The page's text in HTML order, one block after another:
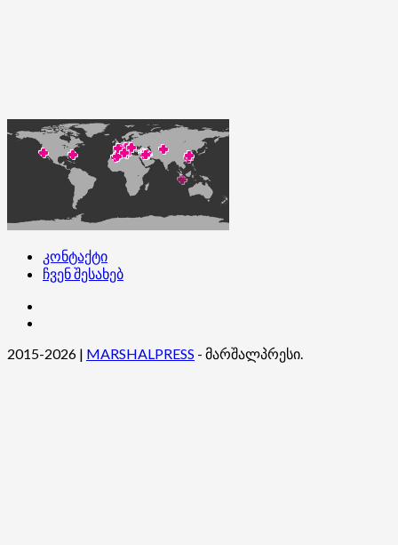
კონტაქტი
ჩვენ შესახებ
2015-2026 | MARSHALPRESS - მარშალპრესი.